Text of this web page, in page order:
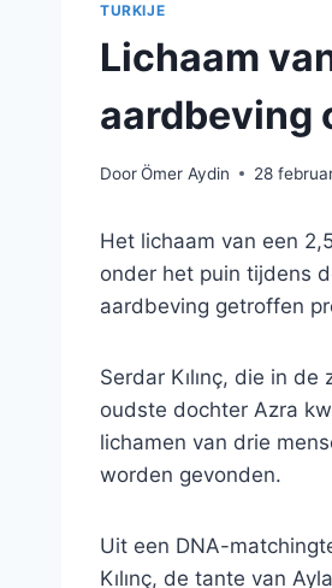
TURKIJE
Lichaam
aardbeving
DoorÖmer Aydin 28
Het lichaam van een
onder het puin tijdens
aardbeving getroffen
Serdar Kılınç, die in
oudste dochter Azra
lichamen van drie
worden gevonden.
Uit een DNA-
Kılınç, de tante van